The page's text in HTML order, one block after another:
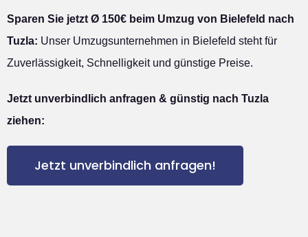
Sparen Sie jetzt Ø 150€ beim Umzug von Bielefeld nach
Tuzla: Unser Umzugsunternehmen in Bielefeld steht für
Zuverlässigkeit, Schnelligkeit und günstige Preise.
Jetzt unverbindlich anfragen & günstig nach Tuzla
ziehen:
Jetzt unverbindlich anfragen!